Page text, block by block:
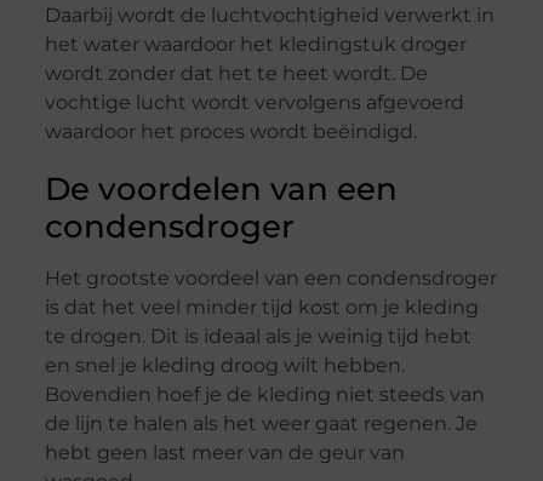
Daarbij wordt de luchtvochtigheid verwerkt in
het water waardoor het kledingstuk droger
wordt zonder dat het te heet wordt. De
vochtige lucht wordt vervolgens afgevoerd
waardoor het proces wordt beëindigd.
De voordelen van een
condensdroger
Het grootste voordeel van een condensdroger
is dat het veel minder tijd kost om je kleding
te drogen. Dit is ideaal als je weinig tijd hebt
en snel je kleding droog wilt hebben.
Bovendien hoef je de kleding niet steeds van
de lijn te halen als het weer gaat regenen. Je
hebt geen last meer van de geur van